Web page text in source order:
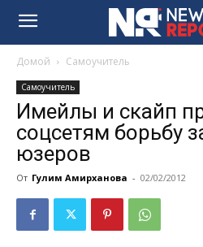
Домой Самоучитель
Самоучитель
Имейлы и скайп
соцсетям борьбу
юзеров
От Гулим Амирханова - 02/02/2012